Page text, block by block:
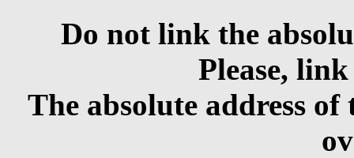
Do not link the
Please,
The absolute address